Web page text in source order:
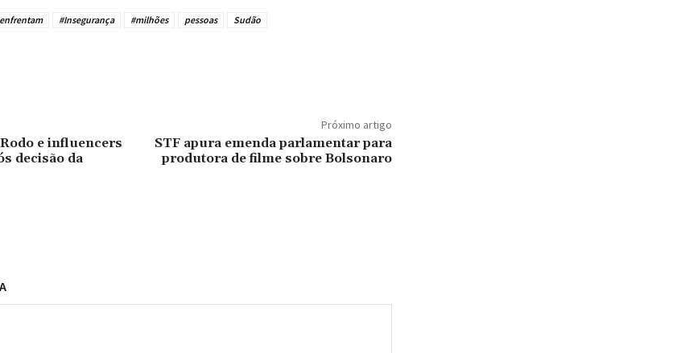
#Insegurança #milhões pessoas Sudão
e influencers
decisão da
Próximo artigo
STF apura emenda parlamentar para
produtora de filme sobre Bolsonaro